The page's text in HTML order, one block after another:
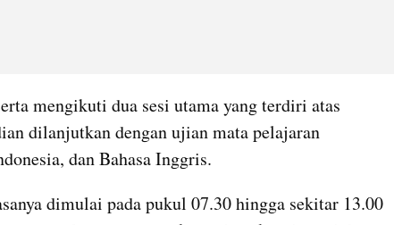
mengikuti dua sesi utama yang terdiri atas
dilanjutkan dengan ujian mata pelajaran
dan Bahasa Inggris.
dimulai pada pukul 07.30 hingga sekitar 13.00